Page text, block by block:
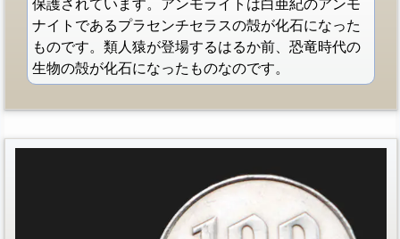
保護されています。アンモライトは白亜紀のアンモ
ナイトであるプラセンチセラスの殻が化石になった
ものです。類人猿が登場するはるか前、恐竜時代の
生物の殻が化石になったものなのです。